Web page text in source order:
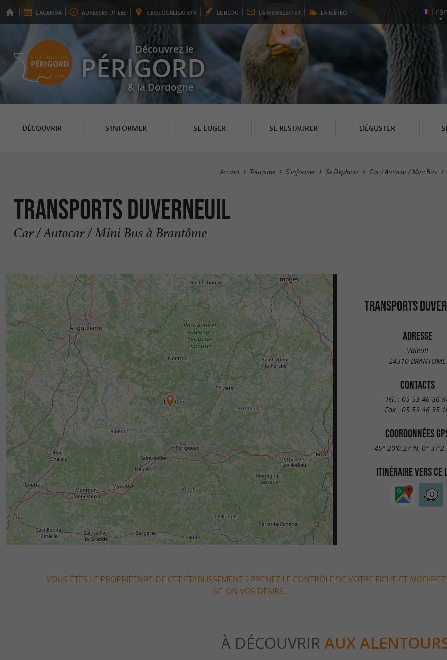
L'AGENDA ADRESSES UTILES GEOLOCALISATION LE BLOG LA NEWSLETTER LA MÉTÉO
Découvrez le
PÉRIGORD
& la Dordogne
DÉCOUVRIR S'INFORMER SE LOGER SE RESTAURER DÉGUSTER
Accueil Tourisme S'informer Se Déplacer Car / Autocar / Mini Bus
TRANSPORTS DUVERNEUIL
Car / Autocar / Mini Bus à Brantôme
TRANSPORTS
ADRESSE
Valeuil
24310 BRANTOME
CONTACTS
Tél. : 05 53 46 36
Fax : 05 53 46 35
COORDONNÉES
45° 20'0.27"N, 0°
ITINÉRAIRE VERS CE
VOUS ÊTES LE PROPRIÉTAIRE DE CET ÉTABLISSEMENT ? PRENEZ LE CONTRÔLE DE VOTRE FICHE ET
SELON VOS DÉSIRS...
À DÉCOUVRIR AUX